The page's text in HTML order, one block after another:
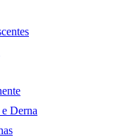
Derna